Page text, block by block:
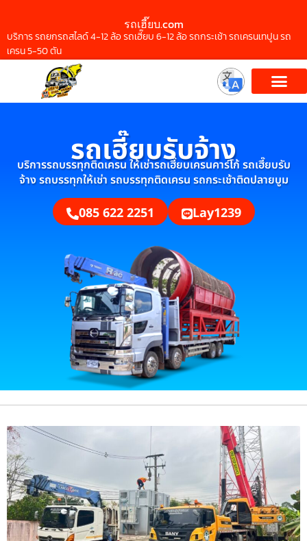
รถเฮี๊ยบ.com
บริการ รถยกรถสไลด์ 4-12 ล้อ รถเฮี๊ยบ 6-12 ล้อ รถกระเช้า รถเครนเทปูน รถ
เครน 5-50 ตัน
รถเฮี๊ยบรับจ้าง
บริการรถบรรทุกติดเครน ให้เช่ารถเฮี๊ยบเครนคาร์โก้ รถเฮี๊ยบรับ
จ้าง รถบรรทุกให้เช่า รถบรรทุกติดเครน รถกระเช้าติดปลายบูม
085 622 2251 Lay1239